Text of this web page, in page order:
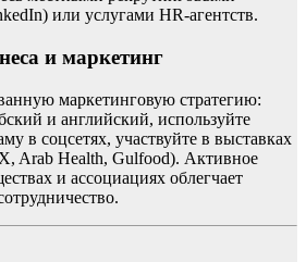
или услугами HR-агентств.
и маркетинг
маркетинговую стратегию:
и английский, используйте
в соцсетях, участвуйте в выставках
Arab Health, Gulfood). Активное
и ассоциациях облегчает